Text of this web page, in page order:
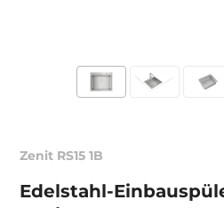
Zenit RS15 1B
Edelstahl-